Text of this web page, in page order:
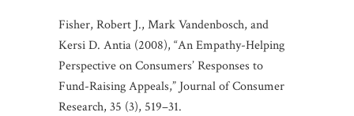
Fisher, Robert J., Mark Vandenbosch, and
Kersi D. Antia (2008), “An Empathy-Helping
Perspective on Consumers’ Responses to
Fund-Raising Appeals,” Journal of Consumer
Research, 35 (3), 519–31.